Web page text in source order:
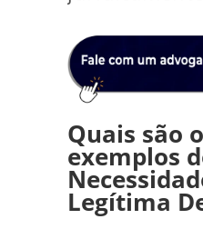
Quais são
exemplos
Legítima